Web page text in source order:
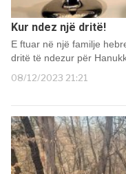
Kur ndez një dritë!
E ftuar në një familje
dritë të ndezur për
08/12/2023 21:21